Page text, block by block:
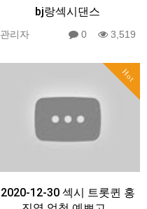
bj랑섹시댄스
관리자 0 3,519
Hot
2020-12-30 섹시 트롯퀸 홍